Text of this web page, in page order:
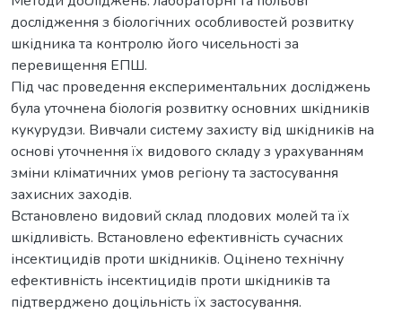
дослідження з біологічних особливостей розвитку
шкідника та контролю його чисельності за
перевищення ЕПШ.
Під час проведення експериментальних досліджень
була уточнена біологія розвитку основних шкідників
кукурудзи. Вивчали систему захисту від шкідників на
основі уточнення їх видового складу з урахуванням
зміни кліматичних умов регіону та застосування
захисних заходів.
Встановлено видовий склад плодових молей та їх
шкідливість. Встановлено ефективність сучасних
інсектицидів проти шкідників. Оцінено технічну
ефективність інсектицидів проти шкідників та
підтверджено доцільність їх застосування.